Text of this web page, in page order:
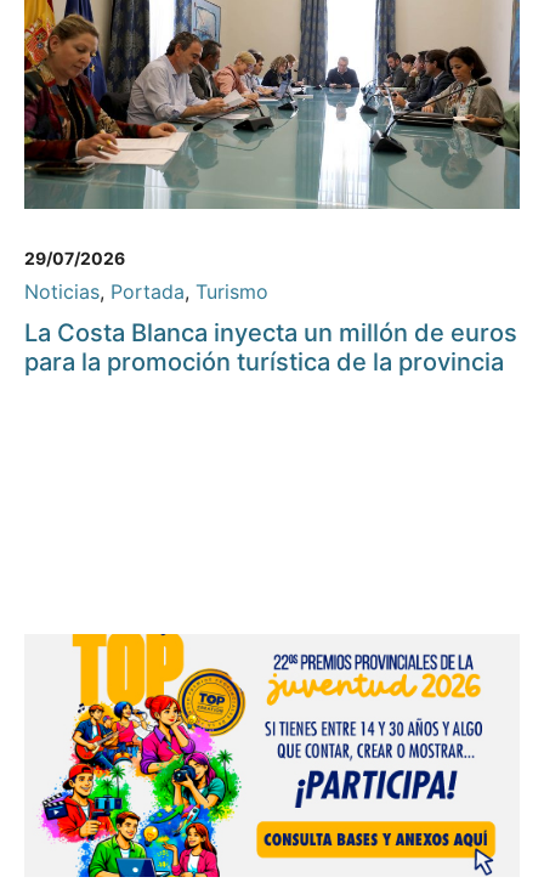
29/07/2026
Noticias, Portada, Turismo
La Costa Blanca inyecta un millón de euros
para la promoción turística de la provincia